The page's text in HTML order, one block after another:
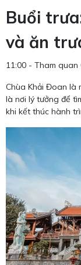
Buổi
và ăn
11:00 - Tham
Chùa Khải Đoan là
là nơi lý tưởng để
khi kết thúc hành